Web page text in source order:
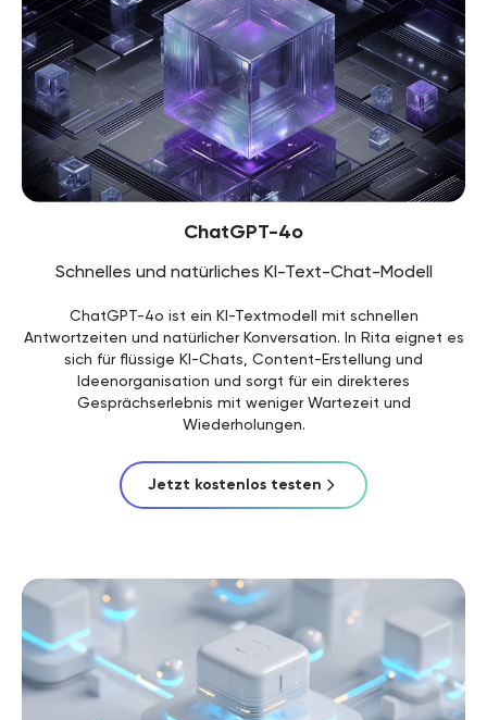
ChatGPT-4o
Schnelles und natürliches KI-Text-Chat-Modell
ChatGPT-4o ist ein KI-Textmodell mit schnellen
Antwortzeiten und natürlicher Konversation. In Rita eignet es
sich für flüssige KI-Chats, Content-Erstellung und
Ideenorganisation und sorgt für ein direkteres
Gesprächserlebnis mit weniger Wartezeit und
Wiederholungen.
Jetzt kostenlos testen